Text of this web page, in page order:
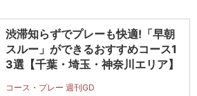
渋滞知らずでプレーも快適!「早朝
スルー」ができるおすすめコース1
3選【千葉・埼玉・神奈川エリア】
コース・プレー 週刊GD